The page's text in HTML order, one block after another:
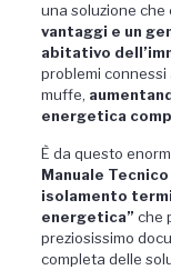
una soluzione
vantaggi e un
abitativo
problemi connessi
muffe,
energetica
È da questo
Manuale
isolamento
energetica” che
preziosissimo
completa delle